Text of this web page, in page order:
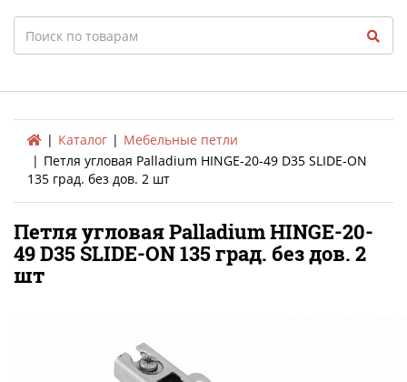
Search
Каталог
Мебельные петли
Петля угловая Palladium HINGE-20-49 D35 SLIDE-ON
135 град. без дов. 2 шт
Петля угловая Palladium HINGE-20-
49 D35 SLIDE-ON 135 град. без дов. 2
шт